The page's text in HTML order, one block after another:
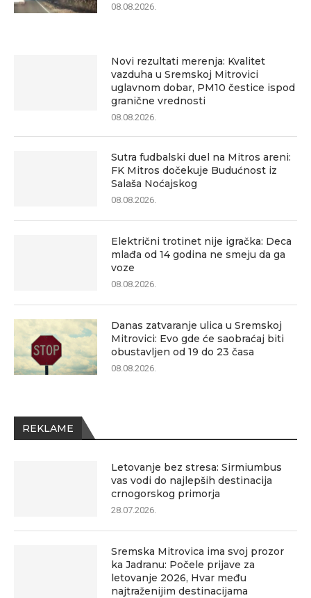
08.08.2026.
Novi rezultati merenja: Kvalitet
vazduha u Sremskoj Mitrovici
uglavnom dobar, PM10 čestice ispod
granične vrednosti
08.08.2026.
Sutra fudbalski duel na Mitros areni:
FK Mitros dočekuje Budućnost iz
Salaša Noćajskog
08.08.2026.
Električni trotinet nije igračka: Deca
mlađa od 14 godina ne smeju da ga
voze
08.08.2026.
Danas zatvaranje ulica u Sremskoj
Mitrovici: Evo gde će saobraćaj biti
obustavljen od 19 do 23 časa
08.08.2026.
REKLAME
Letovanje bez stresa: Sirmiumbus
vas vodi do najlepših destinacija
crnogorskog primorja
28.07.2026.
Sremska Mitrovica ima svoj prozor
ka Jadranu: Počele prijave za
letovanje 2026, Hvar među
najtraženijim destinacijama